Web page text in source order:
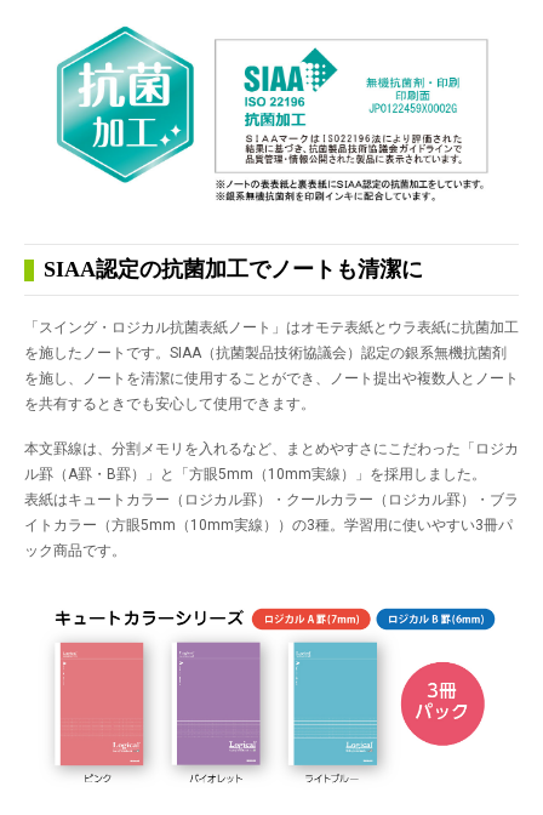
SIAA認定の抗菌加工でノートも清潔に
「スイング・ロジカル抗菌表紙ノート」はオモテ表紙とウラ表紙に抗菌加工
を施したノートです。SIAA（抗菌製品技術協議会）認定の銀系無機抗菌剤
を施し、ノートを清潔に使用することができ、ノート提出や複数人とノート
を共有するときでも安心して使用できます。
本文罫線は、分割メモリを入れるなど、まとめやすさにこだわった「ロジカ
ル罫（A罫・B罫）」と「方眼5mm（10mm実線）」を採用しました。
表紙はキュートカラー（ロジカル罫）・クールカラー（ロジカル罫）・ブラ
イトカラー（方眼5mm（10mm実線））の3種。学習用に使いやすい3冊パ
ック商品です。